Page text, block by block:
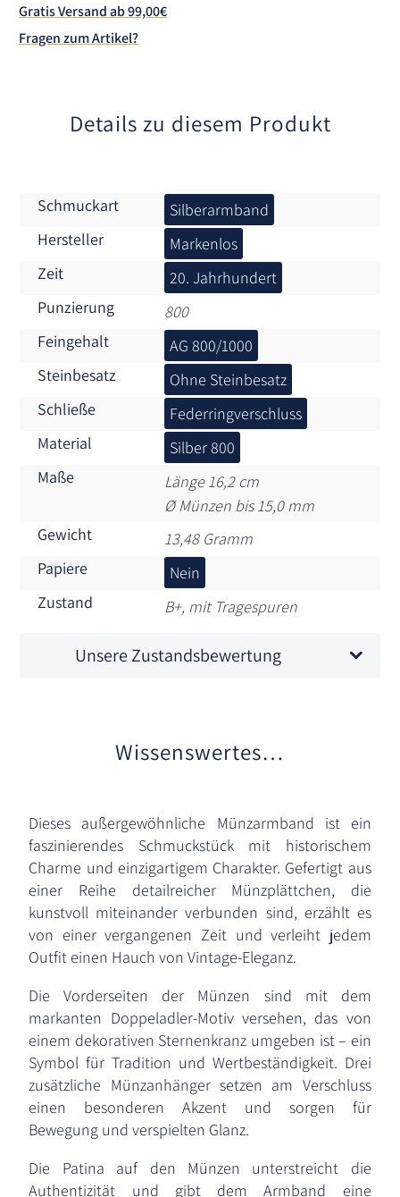
Gratis Versand ab 99,00€
Fragen zum Artikel?
Details zu diesem Produkt
Schmuckart
Silberarmband
Hersteller
Markenlos
Zeit
20. Jahrhundert
Punzierung
800
Feingehalt
AG 800/1000
Steinbesatz
Ohne Steinbesatz
Schließe
Federringverschluss
Material
Silber 800
Maße
Länge 16,2 cm
Ø Münzen bis 15,0 mm
Gewicht
13,48 Gramm
Papiere
Nein
Zustand
B+, mit Tragespuren
Unsere Zustandsbewertung
Wissenswertes…
Dieses außergewöhnliche Münzarmband ist ein
faszinierendes Schmuckstück mit historischem
Charme und einzigartigem Charakter. Gefertigt aus
einer Reihe detailreicher Münzplättchen, die
kunstvoll miteinander verbunden sind, erzählt es
von einer vergangenen Zeit und verleiht jedem
Outfit einen Hauch von Vintage-Eleganz.
Die Vorderseiten der Münzen sind mit dem
markanten Doppeladler-Motiv versehen, das von
einem dekorativen Sternenkranz umgeben ist – ein
Symbol für Tradition und Wertbeständigkeit. Drei
zusätzliche Münzanhänger setzen am Verschluss
einen besonderen Akzent und sorgen für
Bewegung und verspielten Glanz.
Die Patina auf den Münzen unterstreicht die
Authentizität und gibt dem Armband eine